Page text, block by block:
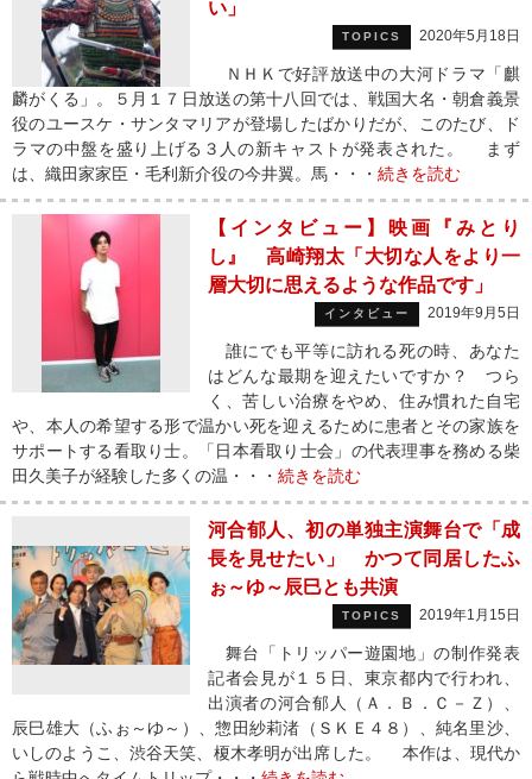
い」
TOPICS 2020年5月18日
ＮＨＫで好評放送中の大河ドラマ「麒
麟がくる」。５月１７日放送の第十八回では、戦国大名・朝倉義景
役のユースケ・サンタマリアが登場したばかりだが、このたび、ド
ラマの中盤を盛り上げる３人の新キャストが発表された。 まず
は、織田家家臣・毛利新介役の今井翼。馬・・・ 続きを読む
【インタビュー】映画『みとり
し』 高崎翔太「大切な人をより一
層大切に思えるような作品です」
インタビュー 2019年9月5日
誰にでも平等に訪れる死の時、あなた
はどんな最期を迎えたいですか？ つら
く、苦しい治療をやめ、住み慣れた自宅
や、本人の希望する形で温かい死を迎えるために患者とその家族を
サポートする看取り士。「日本看取り士会」の代表理事を務める柴
田久美子が経験した多くの温・・・ 続きを読む
河合郁人、初の単独主演舞台で「成
長を見せたい」 かつて同居したふ
ぉ～ゆ～辰巳とも共演
TOPICS 2019年1月15日
舞台「トリッパー遊園地」の制作発表
記者会見が１５日、東京都内で行われ、
出演者の河合郁人（Ａ．Ｂ．Ｃ－Ｚ）、
辰巳雄大（ふぉ～ゆ～）、惣田紗莉渚（ＳＫＥ４８）、純名里沙、
いしのようこ、渋谷天笑、榎木孝明が出席した。 本作は、現代か